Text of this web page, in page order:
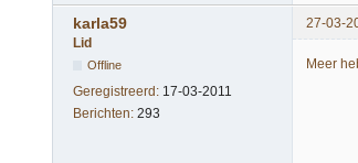
karla59
27-03-
Lid
Offline
Geregistreerd: 17-03-2011
Berichten: 293
Meer